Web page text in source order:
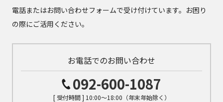
電話またはお問い合わせフォームで受け付けています。お困り
の際にご活用ください。
お電話でのお問い合わせ
092-600-1087
[ 受付時間 ] 10:00～18:00（年末年始除く）